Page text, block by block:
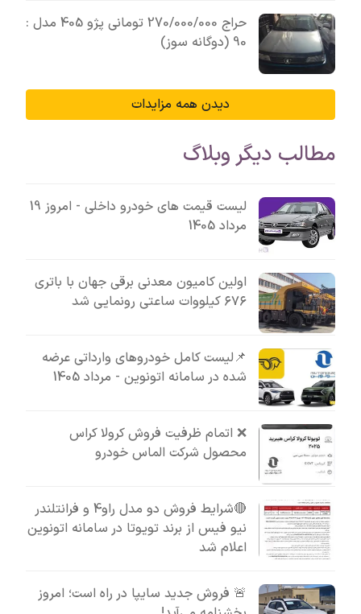
حراج 270/000/000 تومانی پژو 405 مدل :
90 (دوگانه سوز)
دیدن همه مزایدات
مطالب دیگر وبلاگ
لیست قیمت های خودرو داخلی - امروز 19
مرداد 1405
اولین کامیون معدنی برقی جهان با باتری
۶۷۶ کیلووات ساعتی رونمایی شد
📌لیست کامل خودروهای وارداتی عرضه
شده در سامانه اتونوین - مرداد 1405
❌ اتمام ظرفیت فروش کرولا کراس
محصول شرکت الماس خودرو
🔴شرایط فروش دو مدل راو4 و فرانتلندر
نیو فیس از برند تویوتا در سامانه اتونوین
اعلام شد
🚨 فروش جدید سایپا در راه است؛ امروز